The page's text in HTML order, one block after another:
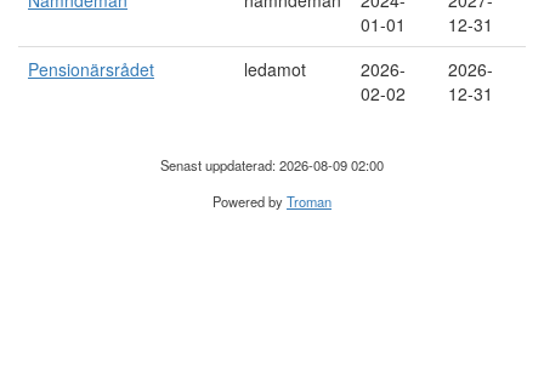
01-01
12-31
Pensionärsrådet
ledamot
2026-
02-02
2026-
12-31
Senast uppdaterad: 2026-08-09 02:00
Powered byTroman